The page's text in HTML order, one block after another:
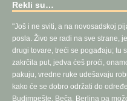
Rekli su…
"Još i ne sviti, a na novosadskoj
posla. Živo se radi na sve strane,
drugi tovare, treći se pogađaju; tu
zakrčila put, jedva ćeš proći,
pakuju, vredne ruke udešavaju
kako će se dobro održati do
Budimpešte, Beča, Berlina pa